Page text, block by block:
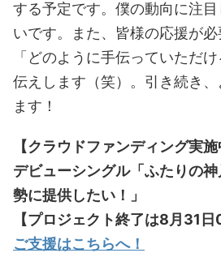
する予定です。僕の動向に注
いです。また、皆様の応援が
「どのように手伝っていただ
伝えします（笑）。引き続き
ます！
【クラウドファンディング実
デビューシングル「ふたりの
勢に提供したい！」
【プロジェクト終了は8月31日
ご支援はこちらへ！